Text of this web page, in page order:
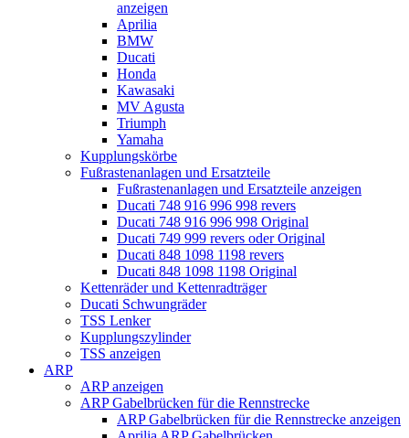
anzeigen
Aprilia
BMW
Ducati
Honda
Kawasaki
MV Agusta
Triumph
Yamaha
Kupplungskörbe
Fußrastenanlagen und Ersatzteile
Fußrastenanlagen und Ersatzteile anzeigen
Ducati 748 916 996 998 revers
Ducati 748 916 996 998 Original
Ducati 749 999 revers oder Original
Ducati 848 1098 1198 revers
Ducati 848 1098 1198 Original
Kettenräder und Kettenradträger
Ducati Schwungräder
TSS Lenker
Kupplungszylinder
TSS anzeigen
ARP
ARP anzeigen
ARP Gabelbrücken für die Rennstrecke
ARP Gabelbrücken für die Rennstrecke anzeigen